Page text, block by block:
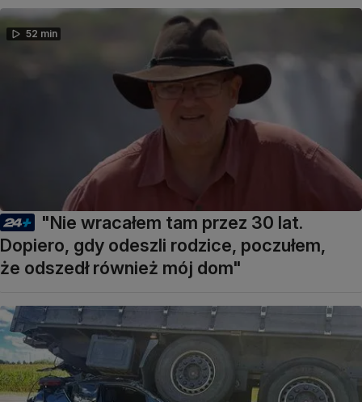
52 min
"Nie wracałem tam przez 30 lat.
Dopiero, gdy odeszli rodzice, poczułem,
że odszedł również mój dom"